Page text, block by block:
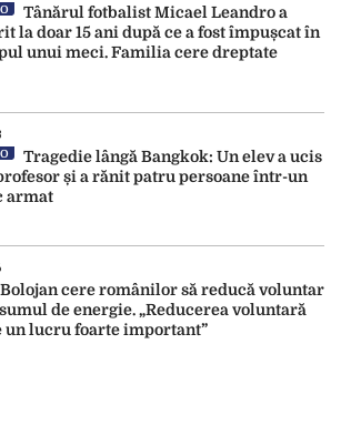
Tânărul fotbalist Micael Leandro a
la doar 15 ani după ce a fost împușcat în
unui meci. Familia cere dreptate
Tragedie lângă Bangkok: Un elev a ucis
și a rănit patru persoane într-un
armat
cere românilor să reducă voluntar
de energie. „Reducerea voluntară
un lucru foarte important”